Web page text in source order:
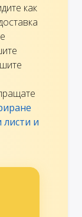
как
и